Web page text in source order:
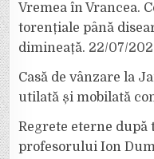
Vremea în Vrancea.
torențiale până
dimineață. 22/07/
Casă de vânzare la
utilată și mobilată
Regrete eterne după
profesorului Ion